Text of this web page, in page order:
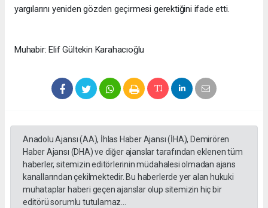
yargılarını yeniden gözden geçirmesi gerektiğini ifade etti.
Muhabir: Elif Gültekin Karahacıoğlu
Anadolu Ajansı (AA), İhlas Haber Ajansı (İHA), Demirören
Haber Ajansı (DHA) ve diğer ajanslar tarafından eklenen tüm
haberler, sitemizin editörlerinin müdahalesi olmadan ajans
kanallarından çekilmektedir. Bu haberlerde yer alan hukuki
muhataplar haberi geçen ajanslar olup sitemizin hiç bir
editörü sorumlu tutulamaz...